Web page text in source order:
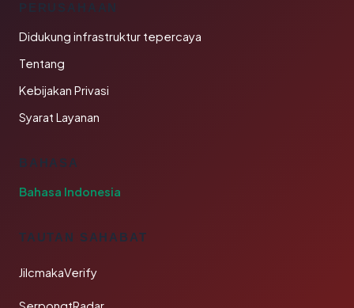
PERUSAHAAN
Didukung infrastruktur tepercaya
Tentang
Kebijakan Privasi
Syarat Layanan
BAHASA
Bahasa Indonesia
TAUTAN SAHABAT
JilcmakaVerify